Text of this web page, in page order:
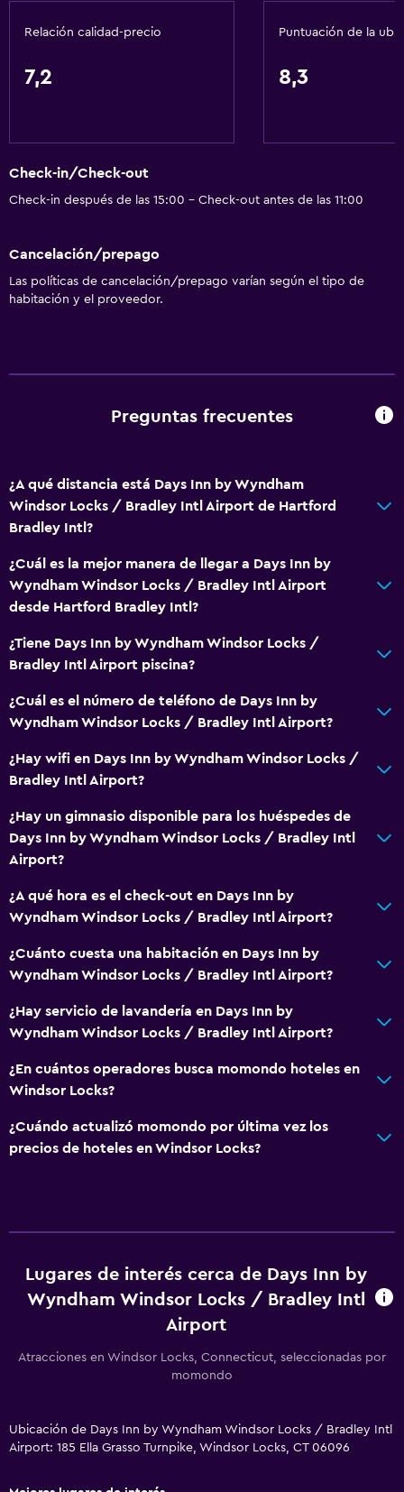
Comedor
Nevera
La comida se puede entregar en el alojamiento
Cafetera
Mesa de comedor
Inodoro con cisterna alta
Gorro de baño
Tina de baño
Secador de pelo
Aseo
Papel higiénico
Cepillo de dientes
Baño privado
Ducha italiana
Accesibilidad y adecuación
Accesibilidad
Ascensor
Estacionamiento accesible
Para no fumadores
Lavabo bajo
Inodoro con barras de apoyo
Áreas designadas para fumadores
Entrada privada
Servicios y facilidades
Cajero automático/banco
Centro de negocios
Servicio de despertador
Check-out exprés
Recepción 24 horas
Sala de estar/TV compartida
Consola de videojuegos
TV por cable o vía satélite
Relación calidad-precio
7,2
Puntuación de la
8,3
Check-in/Check-out
Check-in después de las 15:00 - Check-out antes de las 11:00
Cancelación/prepago
Las políticas de cancelación/prepago varían según el tipo de
habitación y el proveedor.
Preguntas frecuentes
¿A qué distancia está Days Inn by Wyndham
Windsor Locks / Bradley Intl Airport de Hartford
Bradley Intl?
¿Cuál es la mejor manera de llegar a Days Inn by
Wyndham Windsor Locks / Bradley Intl Airport
desde Hartford Bradley Intl?
¿Tiene Days Inn by Wyndham Windsor Locks /
Bradley Intl Airport piscina?
¿Cuál es el número de teléfono de Days Inn by
Wyndham Windsor Locks / Bradley Intl Airport?
¿Hay wifi en Days Inn by Wyndham Windsor Locks /
Bradley Intl Airport?
¿Hay un gimnasio disponible para los huéspedes de
Days Inn by Wyndham Windsor Locks / Bradley Intl
Airport?
¿A qué hora es el check-out en Days Inn by
Wyndham Windsor Locks / Bradley Intl Airport?
¿Cuánto cuesta una habitación en Days Inn by
Wyndham Windsor Locks / Bradley Intl Airport?
¿Hay servicio de lavandería en Days Inn by
Wyndham Windsor Locks / Bradley Intl Airport?
¿En cuántos operadores busca momondo hoteles en
Windsor Locks?
¿Cuándo actualizó momondo por última vez los
precios de hoteles en Windsor Locks?
Lugares de interés cerca de Days Inn by
Wyndham Windsor Locks / Bradley Intl
Airport
Atracciones en Windsor Locks, Connecticut, seleccionadas por
momondo
Ubicación de Days Inn by Wyndham Windsor Locks / Bradley Intl
Airport: 185 Ella Grasso Turnpike, Windsor Locks, CT 06096